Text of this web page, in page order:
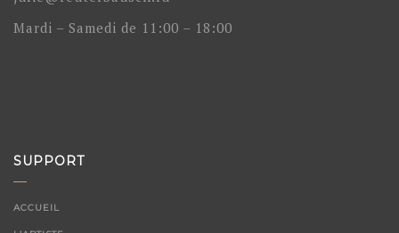
Mardi – Samedi de 11:00 – 18:00
SUPPORT
ACCUEIL